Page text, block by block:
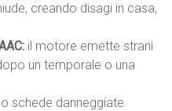
creando disagi in casa,
il motore emette strani
un temporale o una
schede danneggiate